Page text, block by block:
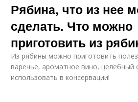
Рябина, что из нее
сделать. Что можно
приготовить из
Из рябины можно приготовить
варенье, ароматное вино, целебный
использовать в консервации!